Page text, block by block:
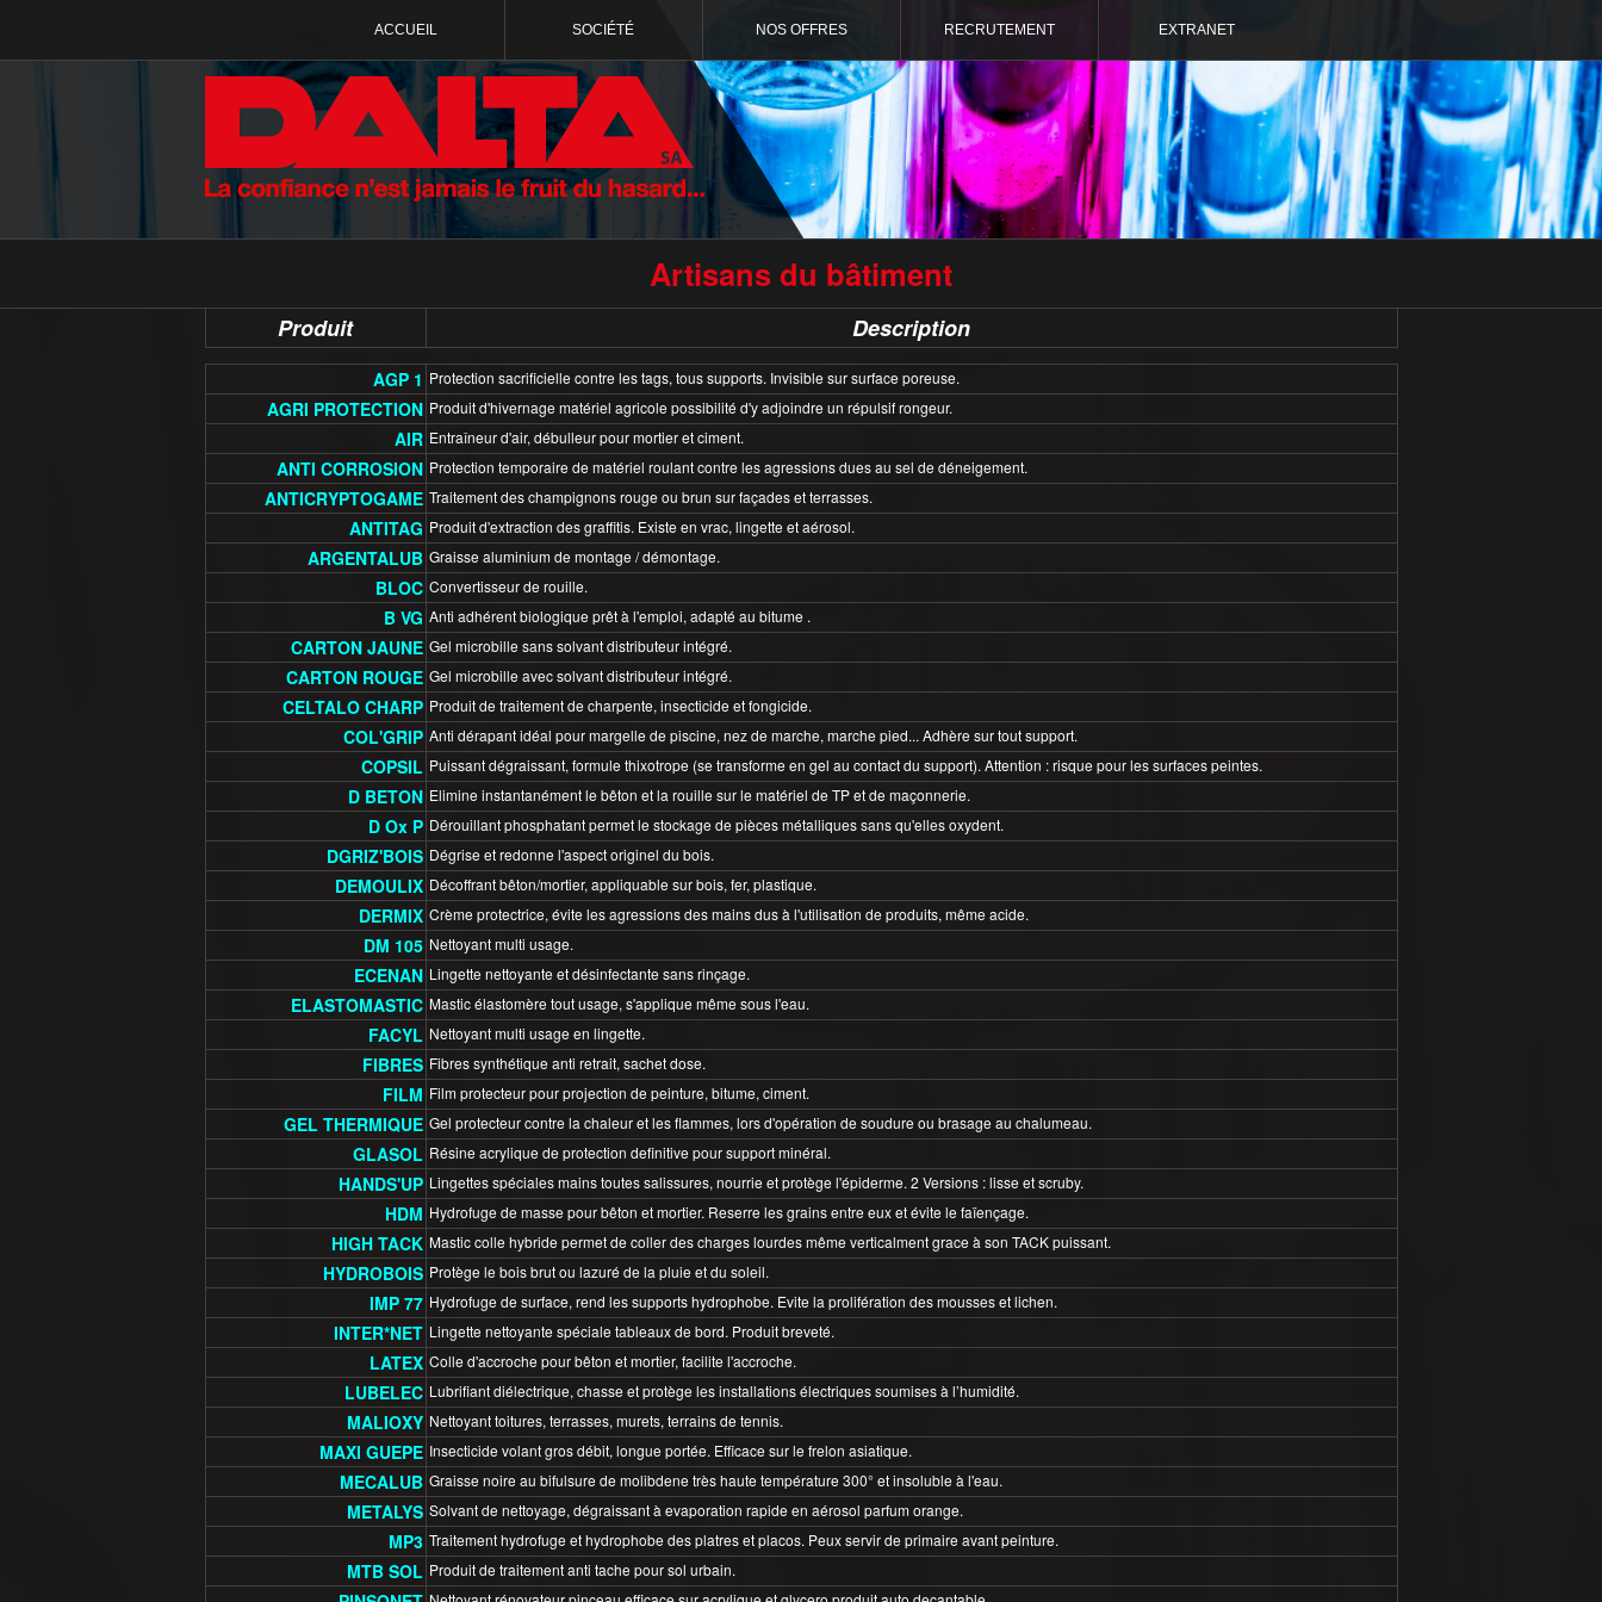
ACCUEIL SOCIÉTÉ NOS OFFRES RECRUTEMENT EXTRANET
Artisans du bâtiment
Produit Description
AGP 1 Protection sacrificielle contre les tags, tous supports. Invisible sur surface poreuse.
AGRI PROTECTION Produit d'hivernage matériel agricole possibilité d'y adjoindre un répulsif rongeur.
AIR Entraîneur d'air, débulleur pour mortier et ciment.
ANTI CORROSION Protection temporaire de matériel roulant contre les agressions dues au sel de déneigement.
ANTICRYPTOGAME Traitement des champignons rouge ou brun sur façades et terrasses.
ANTITAG Produit d'extraction des graffitis. Existe en vrac, lingette et aérosol.
ARGENTALUB Graisse aluminium de montage / démontage.
BLOC Convertisseur de rouille.
B VG Anti adhérent biologique prêt à l'emploi, adapté au bitume .
CARTON JAUNE Gel microbille sans solvant distributeur intégré.
CARTON ROUGE Gel microbille avec solvant distributeur intégré.
CELTALO CHARP Produit de traitement de charpente, insecticide et fongicide.
COL'GRIP Anti dérapant idéal pour margelle de piscine, nez de marche, marche pied... Adhère sur tout support.
COPSIL Puissant dégraissant, formule thixotrope (se transforme en gel au contact du support). Attention : risque pour les surfaces peintes.
D BETON Elimine instantanément le bêton et la rouille sur le matériel de TP et de maçonnerie.
D Ox P Dérouillant phosphatant permet le stockage de pièces métalliques sans qu'elles oxydent.
DGRIZ'BOIS Dégrise et redonne l'aspect originel du bois.
DEMOULIX Décoffrant bêton/mortier, appliquable sur bois, fer, plastique.
DERMIX Crème protectrice, évite les agressions des mains dus à l'utilisation de produits, même acide.
DM 105 Nettoyant multi usage.
ECENAN Lingette nettoyante et désinfectante sans rinçage.
ELASTOMASTIC Mastic élastomère tout usage, s'applique même sous l'eau.
FACYL Nettoyant multi usage en lingette.
FIBRES Fibres synthétique anti retrait, sachet dose.
FILM Film protecteur pour projection de peinture, bitume, ciment.
GEL THERMIQUE Gel protecteur contre la chaleur et les flammes, lors d'opération de soudure ou brasage au chalumeau.
GLASOL Résine acrylique de protection definitive pour support minéral.
HANDS'UP Lingettes spéciales mains toutes salissures, nourrie et protège l'épiderme. 2 Versions : lisse et scruby.
HDM Hydrofuge de masse pour bêton et mortier. Reserre les grains entre eux et évite le faïençage.
HIGH TACK Mastic colle hybride permet de coller des charges lourdes même verticalment grace à son TACK puissant.
HYDROBOIS Protège le bois brut ou lazuré de la pluie et du soleil.
IMP 77 Hydrofuge de surface, rend les supports hydrophobe. Evite la prolifération des mousses et lichen.
INTER*NET Lingette nettoyante spéciale tableaux de bord. Produit breveté.
LATEX Colle d'accroche pour bêton et mortier, facilite l'accroche.
LUBELEC Lubrifiant diélectrique, chasse et protège les installations électriques soumises à l’humidité.
MALIOXY Nettoyant toitures, terrasses, murets, terrains de tennis.
MAXI GUEPE Insecticide volant gros débit, longue portée. Efficace sur le frelon asiatique.
MECALUB Graisse noire au bifulsure de molibdene très haute température 300° et insoluble à l'eau.
METALYS Solvant de nettoyage, dégraissant à evaporation rapide en aérosol parfum orange.
MP3 Traitement hydrofuge et hydrophobe des platres et placos. Peux servir de primaire avant peinture.
MTB SOL Produit de traitement anti tache pour sol urbain.